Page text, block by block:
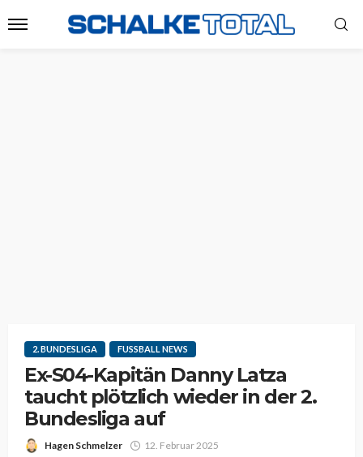
2. BUNDESLIGA FUSSBALL NEWS
Ex-S04-Kapitän Danny Latza
taucht plötzlich wieder in der 2.
Bundesliga auf
Hagen Schmelzer 12. Februar 2025